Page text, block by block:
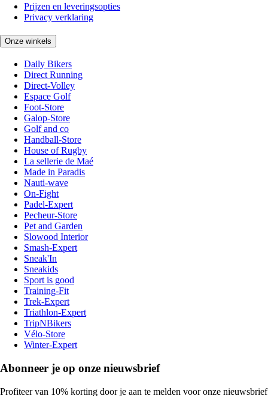
Prijzen en leveringsopties
Privacy verklaring
Onze winkels
Daily Bikers
Direct Running
Direct-Volley
Espace Golf
Foot-Store
Galop-Store
Golf and co
Handball-Store
House of Rugby
La sellerie de Maé
Made in Paradis
Nauti-wave
On-Fight
Padel-Expert
Pecheur-Store
Pet and Garden
Slowood Interior
Smash-Expert
Sneak'In
Sneakids
Sport is good
Training-Fit
Trek-Expert
Triathlon-Expert
TripNBikers
Vélo-Store
Winter-Expert
Abonneer je op onze nieuwsbrief
Profiteer van 10% korting door je aan te melden voor onze nieuwsbrief